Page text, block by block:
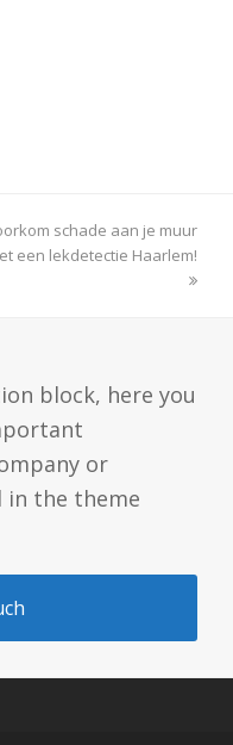
schade aan je muur
een lekdetectie Haarlem!
block, here you
or
in the theme